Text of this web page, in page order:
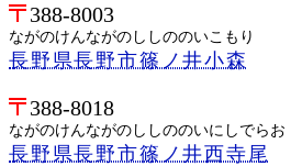
388-8003
ながのけんながのししののいこもり
長野県長野市篠ノ井小森
388-8018
ながのけんながのししののいにしでらお
長野県長野市篠ノ井西寺尾